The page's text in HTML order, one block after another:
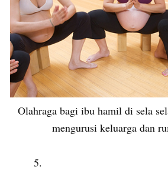
Olahraga bagi ibu hamil di sela
mengurusi keluarga dan